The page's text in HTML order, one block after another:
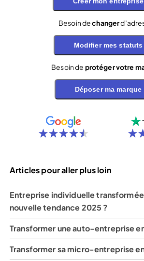
Besoin dechanger
Modifier mes statuts
Besoin de protéger votre
Déposer ma marque
Articles pour aller plus loin
Entreprise individuelle transformée
nouvelle tendance 2025 ?
Transformer une auto-entreprise
Transformer sa micro-entreprise